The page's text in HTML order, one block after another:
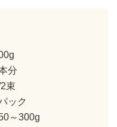
分
束
ック
～300g